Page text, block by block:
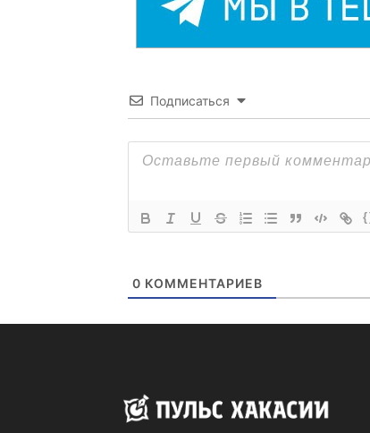
Подписаться
0 КОММЕНТАРИЕВ